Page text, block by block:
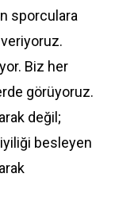
sporculara
Biz her
görüyoruz.
değil;
besleyen